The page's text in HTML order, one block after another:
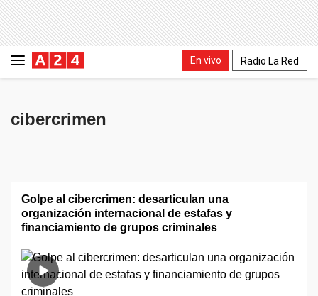
En vivo Radio La Red
cibercrimen
Golpe al cibercrimen: desarticulan una
organización internacional de estafas y
financiamiento de grupos criminales